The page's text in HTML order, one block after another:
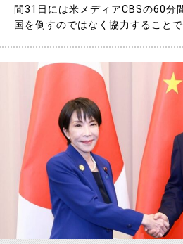
間31日には米メディアCBSの60分
国を倒すのではなく協力すること
けで、いずれは中国が米国を凌駕
は戦争が……